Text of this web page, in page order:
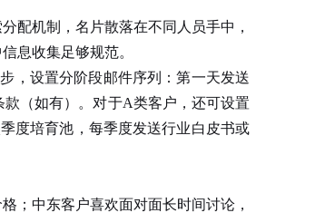
配机制，名片散落在不同人员手中，
息收集足够规范。
，设置分阶段邮件序列：第一天发送
（如有）。对于A类客户，还可设置
度培育池，每季度发送行业白皮书或
；中东客户喜欢面对面长时间讨论，